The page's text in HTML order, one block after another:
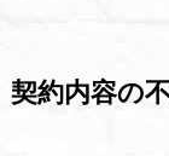
契約内容の